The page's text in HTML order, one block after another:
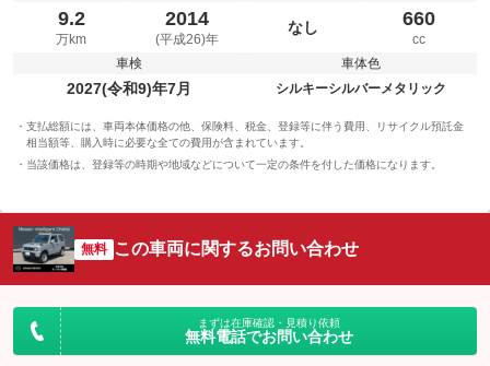
9.2
万km
2014
(平成26)年
なし 660
cc
車検
2027(令和9)年7月
車体色
シルキーシルバーメタリック
支払総額には、車両本体価格の他、保険料、税金、登録等に伴う費用、リサイクル預託金
相当額等、購入時に必要な全ての費用が含まれています。
当該価格は、登録等の時期や地域などについて一定の条件を付した価格になります。
無料 この車両に関するお問い合わせ
まずは在庫確認・見積り依頼
無料電話でお問い合わせ